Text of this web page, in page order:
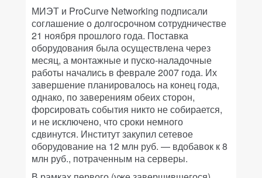
МИЭТ и ProCurve Networking подписали
соглашение о долгосрочном сотрудничестве
21 ноября прошлого года. Поставка
оборудования была осуществлена через
месяц, а монтажные и пуско-наладочные
работы начались в феврале 2007 года. Их
завершение планировалось на конец года,
однако, по заверениям обеих сторон,
форсировать события никто не собирается,
и не исключено, что сроки немного
сдвинутся. Институт закупил сетевое
оборудование на 12 млн руб. — вдобавок к 8
млн руб., потраченным на серверы.